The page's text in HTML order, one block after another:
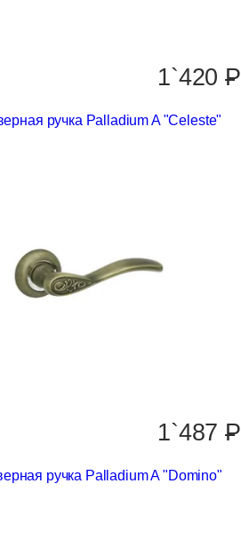
1`420P
ручка Palladium A "Celeste"
1`487P
ручка Palladium A "Domino"